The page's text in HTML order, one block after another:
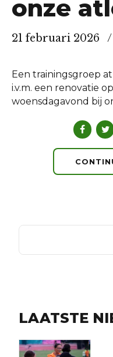
onze
21 februari 2026
Een trainingsgroep
i.v.m. een renovatie
woensdagavond bij
LAATSTE